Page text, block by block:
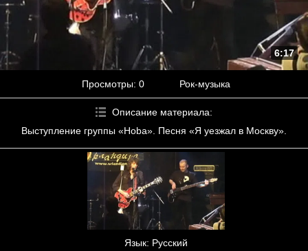
6:17
Просмотры: 0 Рок-музыка
Описание материала:
Выступление группы «Hoba». Песня «Я уезжал в Москву».
Язык: Русский